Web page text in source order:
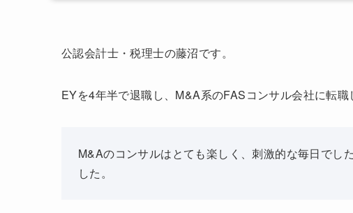
公認会計士・税理士の藤沼です。
EYを4年半で退職し、M&A系のFASコンサル会社に転職
M&Aのコンサルはとても楽しく、刺激的な毎日でし
した。